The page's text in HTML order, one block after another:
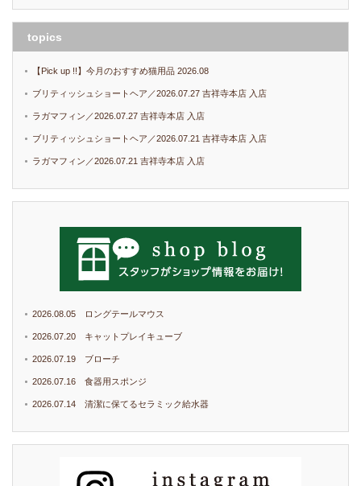
topics
【Pick up !!】今月のおすすめ猫用品 2026.08
ブリティッシュショートヘア／2026.07.27 吉祥寺本店 入店
ラガマフィン／2026.07.27 吉祥寺本店 入店
ブリティッシュショートヘア／2026.07.21 吉祥寺本店 入店
ラガマフィン／2026.07.21 吉祥寺本店 入店
2026.08.05 ロングテールマウス
2026.07.20 キャットプレイキューブ
2026.07.19 ブローチ
2026.07.16 食器用スポンジ
2026.07.14 清潔に保てるセラミック給水器